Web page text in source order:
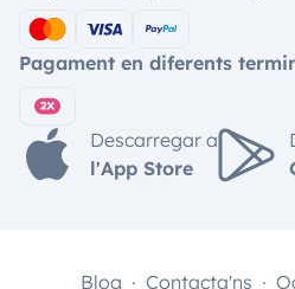
Pagament en diferents
Descarregar a
l'App Store
Blog Contacta'ns